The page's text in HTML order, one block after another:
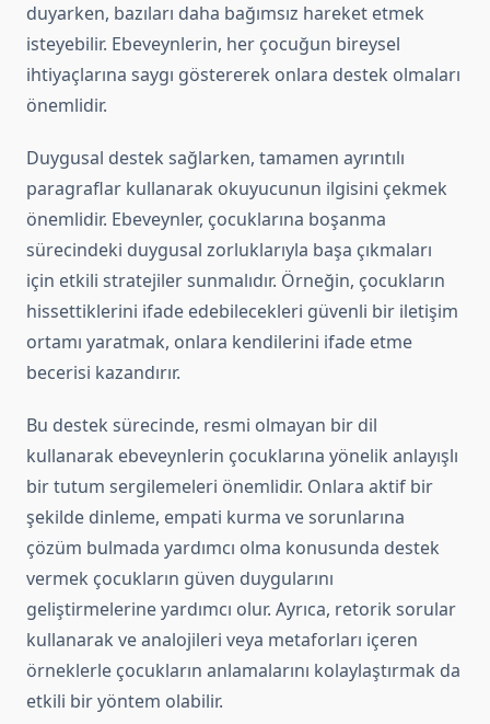
duyarken, bazıları daha bağımsız hareket etmek
isteyebilir. Ebeveynlerin, her çocuğun bireysel
ihtiyaçlarına saygı göstererek onlara destek olmaları
önemlidir.
Duygusal destek sağlarken, tamamen ayrıntılı
paragraflar kullanarak okuyucunun ilgisini çekmek
önemlidir. Ebeveynler, çocuklarına boşanma
sürecindeki duygusal zorluklarıyla başa çıkmaları
için etkili stratejiler sunmalıdır. Örneğin, çocukların
hissettiklerini ifade edebilecekleri güvenli bir iletişim
ortamı yaratmak, onlara kendilerini ifade etme
becerisi kazandırır.
Bu destek sürecinde, resmi olmayan bir dil
kullanarak ebeveynlerin çocuklarına yönelik anlayışlı
bir tutum sergilemeleri önemlidir. Onlara aktif bir
şekilde dinleme, empati kurma ve sorunlarına
çözüm bulmada yardımcı olma konusunda destek
vermek çocukların güven duygularını
geliştirmelerine yardımcı olur. Ayrıca, retorik sorular
kullanarak ve analojileri veya metaforları içeren
örneklerle çocukların anlamalarını kolaylaştırmak da
etkili bir yöntem olabilir.